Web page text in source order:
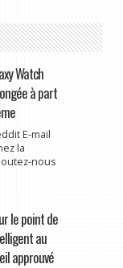
Watch
à part
E-mail
la
nous
le point de
au
approuvé